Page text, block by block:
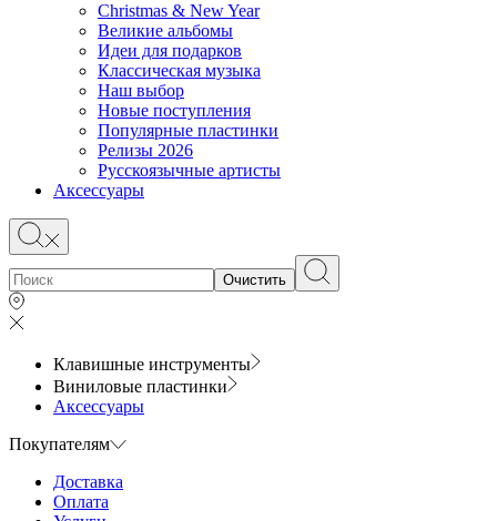
Christmas & New Year
Великие альбомы
Идеи для подарков
Классическая музыка
Наш выбор
Новые поступления
Популярные пластинки
Релизы 2026
Русскоязычные артисты
Аксессуары
Очистить
Клавишные инструменты
Виниловые пластинки
Аксессуары
Покупателям
Доставка
Оплата